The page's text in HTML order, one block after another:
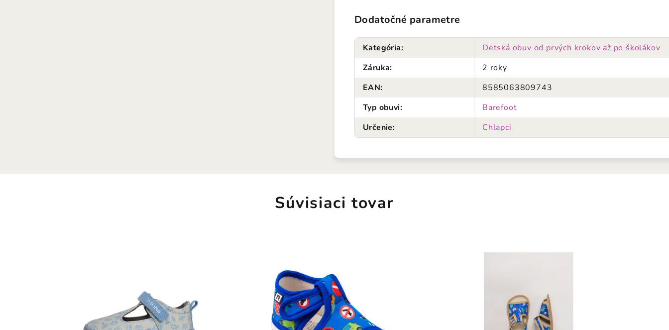
Dodatočné parametre
Kategória:
Detská obuv od prvých krokov až po školákov
Záruka:
2 roky
EAN:
8585063809743
Typ obuvi:
Barefoot
Určenie: Chlapci
Súvisiaci tovar